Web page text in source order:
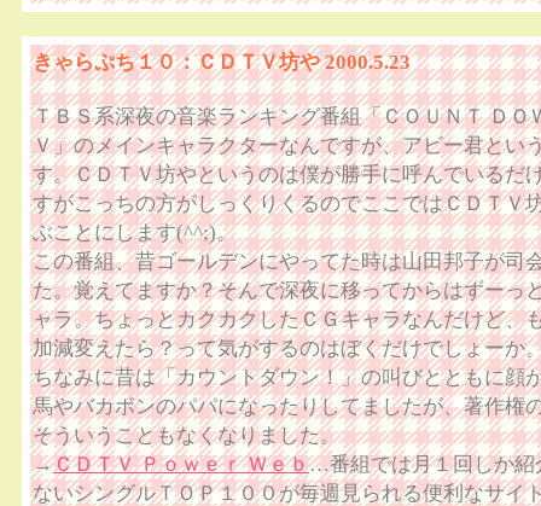
きゃらぷち１０：ＣＤＴＶ坊や 2000.5.23
ＴＢＳ系深夜の音楽ランキング番組「ＣＯＵＮＴ ＤＯ
Ｖ」のメインキャラクターなんですが、アビー君とい
す。ＣＤＴＶ坊やというのは僕が勝手に呼んでいるだ
すがこっちの方がしっくりくるのでここではＣＤＴＶ
ぶことにします(^^;)。
この番組、昔ゴールデンにやってた時は山田邦子が司
た。覚えてますか？そんで深夜に移ってからはずーっ
ャラ。ちょっとカクカクしたＣＧキャラなんだけど、
加減変えたら？って気がするのはぼくだけでしょーか
ちなみに昔は「カウントダウン！」の叫びとともに顔
馬やバカボンのパパになったりしてましたが、著作権
そういうこともなくなりました。
→ＣＤＴＶ Ｐｏｗｅｒ Ｗｅｂ…番組では月１回しか紹
ないシングルＴＯＰ１００が毎週見られる便利なサイ